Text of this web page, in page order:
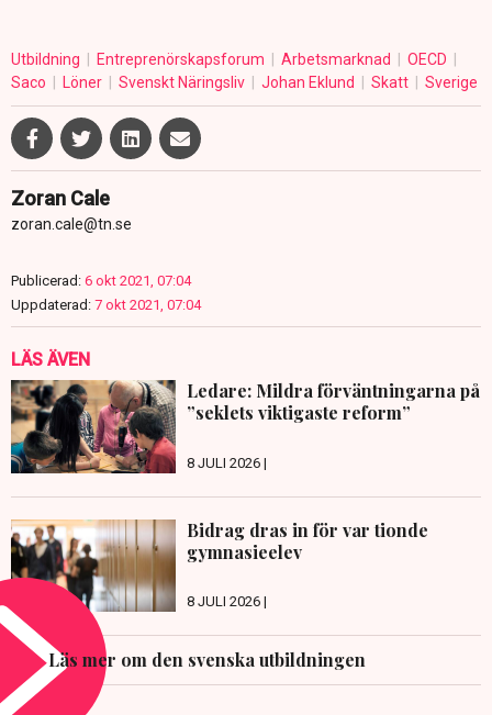
Utbildning Entreprenörskapsforum Arbetsmarknad
OECD
Saco
Löner Svenskt Näringsliv Johan Eklund Skatt Sverige
Zoran Cale
zoran.cale@tn.se
Publicerad: 6 okt 2021, 07:04
Uppdaterad: 7 okt 2021, 07:04
LÄS ÄVEN
Ledare: Mildra förväntningarna på
”seklets viktigaste reform”
8 JULI 2026 |
Bidrag dras in för var tionde
gymnasieelev
8 JULI 2026 |
Läs mer om den svenska utbildningen